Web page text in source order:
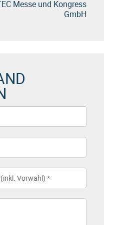
Messe und Kongress
GmbH